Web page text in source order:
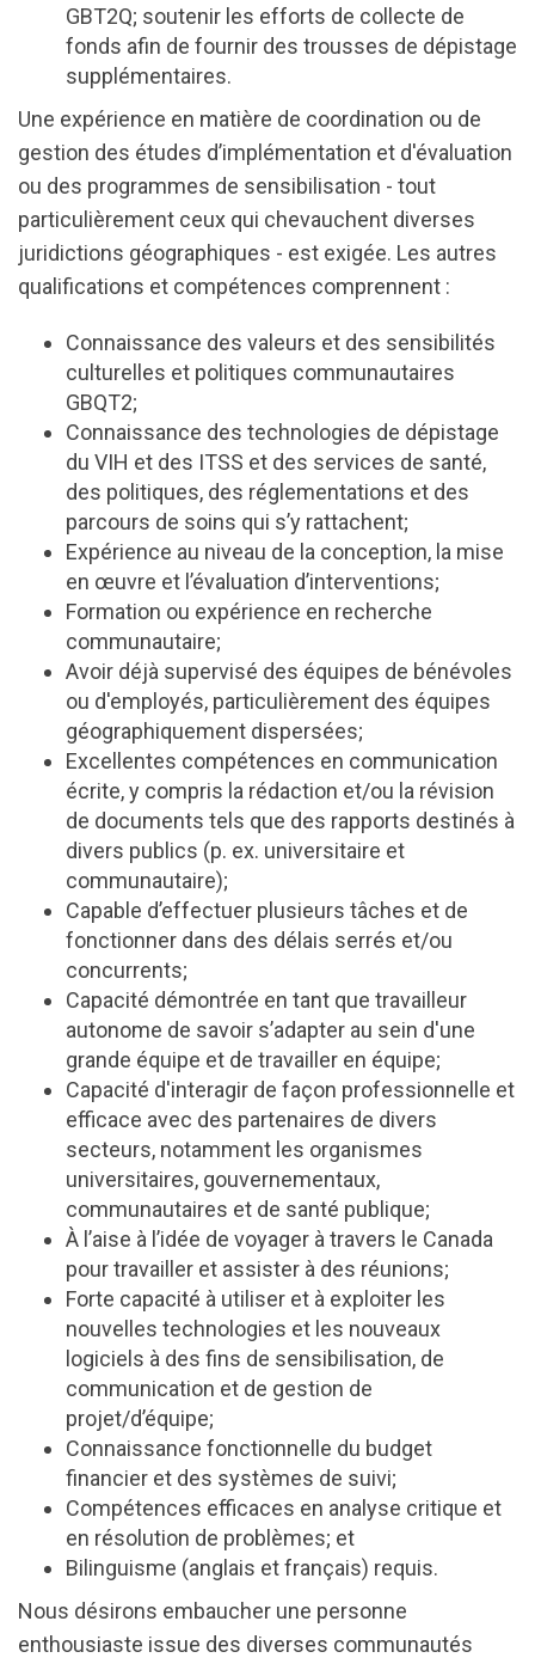
GBT2Q; soutenir les efforts de collecte de
fonds afin de fournir des trousses de dépistage
supplémentaires.
Une expérience en matière de coordination ou de
gestion des études d’implémentation et d'évaluation
ou des programmes de sensibilisation - tout
particulièrement ceux qui chevauchent diverses
juridictions géographiques - est exigée. Les autres
qualifications et compétences comprennent :
Connaissance des valeurs et des sensibilités
culturelles et politiques communautaires
GBQT2;
Connaissance des technologies de dépistage
du VIH et des ITSS et des services de santé,
des politiques, des réglementations et des
parcours de soins qui s’y rattachent;
Expérience au niveau de la conception, la mise
en œuvre et l’évaluation d’interventions;
Formation ou expérience en recherche
communautaire;
Avoir déjà supervisé des équipes de bénévoles
ou d'employés, particulièrement des équipes
géographiquement dispersées;
Excellentes compétences en communication
écrite, y compris la rédaction et/ou la révision
de documents tels que des rapports destinés à
divers publics (p. ex. universitaire et
communautaire);
Capable d’effectuer plusieurs tâches et de
fonctionner dans des délais serrés et/ou
concurrents;
Capacité démontrée en tant que travailleur
autonome de savoir s’adapter au sein d'une
grande équipe et de travailler en équipe;
Capacité d'interagir de façon professionnelle et
efficace avec des partenaires de divers
secteurs, notamment les organismes
universitaires, gouvernementaux,
communautaires et de santé publique;
À l’aise à l’idée de voyager à travers le Canada
pour travailler et assister à des réunions;
Forte capacité à utiliser et à exploiter les
nouvelles technologies et les nouveaux
logiciels à des fins de sensibilisation, de
communication et de gestion de
projet/d’équipe;
Connaissance fonctionnelle du budget
financier et des systèmes de suivi;
Compétences efficaces en analyse critique et
en résolution de problèmes; et
Bilinguisme (anglais et français) requis.
Nous désirons embaucher une personne
enthousiaste issue des diverses communautés